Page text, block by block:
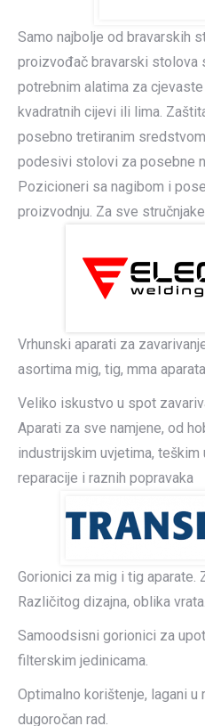
Samo najbolje od bravarskih
proizvođač bravarski stolova
potrebnim alatima za
kvadratnih cijevi ili lima.
posebno tretiranim
podesivi stolovi za posebne
Pozicioneri sa nagibom i
proizvodnju. Za sve
Vrhunski aparati za
asortima mig, tig, mma
Veliko iskustvo u spot
Aparati za sve namjene, od
industrijskim uvjetima, teškim
reparacije i raznih popravaka
Gorionici za mig i tig aparate.
Različitog dizajna, oblika vrata.
Samoodsisni gorionici za
filterskim jedinicama.
Optimalno korištenje, lagani u
dugoročan rad.